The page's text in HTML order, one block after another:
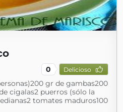
0 Delicioso
gr de gambas200
cigalas2 puerros (sólo la
tomates maduros100